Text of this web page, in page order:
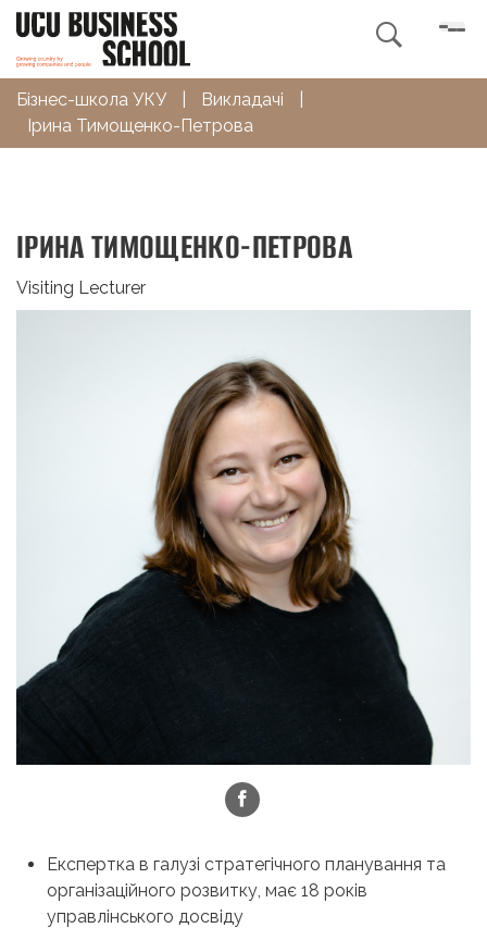

Бізнес-школа УКУ Викладачі
Ірина Тимощенко-Петрова
ІРИНА ТИМОЩЕНКО-ПЕТРОВА
Visiting Lecturer
Експертка в галузі стратегічного планування та
організаційного розвитку, має 18 років
управлінського досвіду